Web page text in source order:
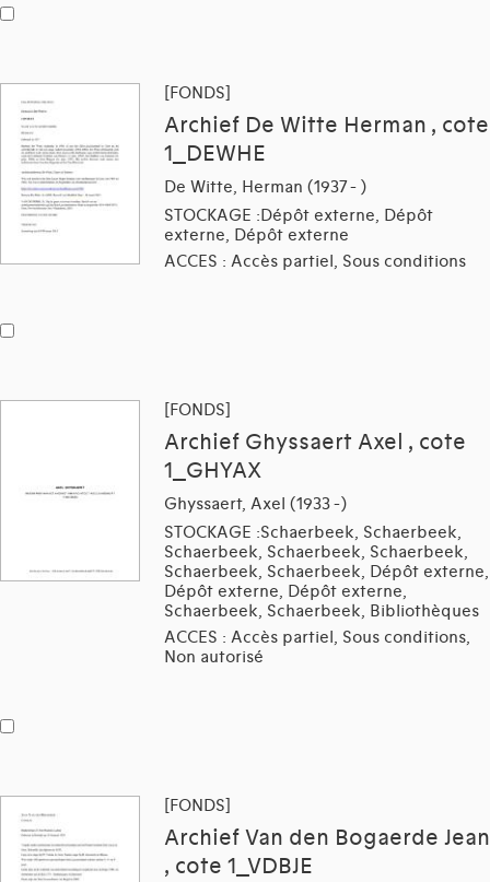
[FONDS]
Archief De Witte Herman , cote
1_DEWHE
De Witte, Herman (1937 - )
STOCKAGE :Dépôt externe, Dépôt
externe, Dépôt externe
ACCES : Accès partiel, Sous conditions
[FONDS]
Archief Ghyssaert Axel , cote
1_GHYAX
Ghyssaert, Axel (1933 -)
STOCKAGE :Schaerbeek, Schaerbeek,
Schaerbeek, Schaerbeek, Schaerbeek,
Schaerbeek, Schaerbeek, Dépôt externe,
Dépôt externe, Dépôt externe,
Schaerbeek, Schaerbeek, Bibliothèques
ACCES : Accès partiel, Sous conditions,
Non autorisé
[FONDS]
Archief Van den Bogaerde Jean
, cote 1_VDBJE